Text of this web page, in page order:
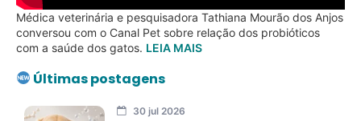
Médica veterinária e pesquisadora Tathiana Mourão dos Anjos
conversou com o Canal Pet sobre relação dos probióticos
com a saúde dos gatos. LEIA MAIS
Últimas postagens
30 jul 2026